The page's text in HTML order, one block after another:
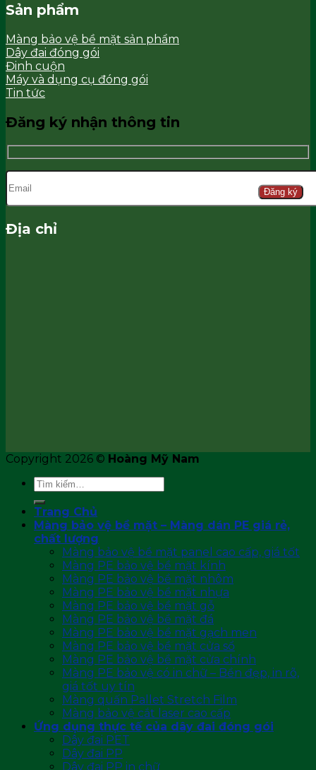
Sản phẩm
Màng bảo vệ bề mặt sản phẩm
Dây đai đóng gói
Đinh cuộn
Máy và dụng cụ đóng gói
Tin tức
Đăng ký nhận thông tin
Đăng ký
Địa chỉ
Copyright 2026 © Hoàng Mỹ Nam
Tìm
kiếm:
Trang Chủ
Màng bảo vệ bề mặt – Màng dán PE giá rẻ,
chất lượng
Màng bảo vệ bề mặt panel cao cấp, giá tốt
Màng PE bảo vệ bề mặt kính
Màng PE bảo vệ bề mặt nhôm
Màng PE bảo vệ bề mặt nhựa
Màng PE bảo vệ bề mặt gỗ
Màng PE bảo vệ bề mặt đá
Màng PE bảo vệ bề mặt gạch men
Màng PE bảo vệ bề mặt cửa sổ
Màng PE bảo vệ bề mặt cửa chính
Màng PE bảo vệ có in chữ – Bền đẹp, in rõ,
giá tốt uy tín
Màng quấn Pallet Stretch Film
Màng bảo vệ cắt laser cao cấp
Ứng dụng thực tế của dây đai đóng gói
Dây đai PET
Dây đai PP
Dây đai PP in chữ